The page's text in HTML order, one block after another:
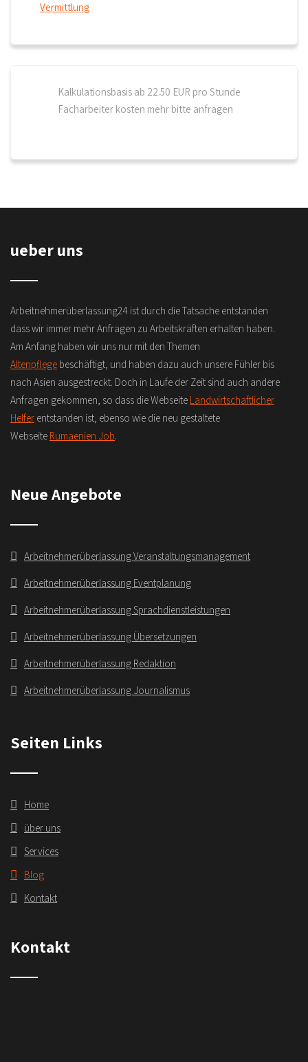
Vermittlung
Kalkulationsbasis ab 22.50 EUR pro Stunde
Facharbeiter kosten mehr bitte anfragen
ueber uns
Arbeitnehmerüberlassung24 ist durch die Tatsache entstanden
dass wir immer mehr Anfragen zu Arbeitskräften erhalten haben.
Am Anfang haben wir uns nur mit den Themen
Altenpflege beschäftigt, und haben dazu auch unsere Fühler bis
nach Asien ausgestreckt. Doch in Laufe der Zeit sind auch andere
Anfragen gekommen, so dass die Webseite Landwirtschaftlicher
Helfer entstanden ist, ebenso wie die neu gestaltete
Webseite Rumaenien Job.
Neue Angebote
Arbeitnehmerüberlassung Veranstaltungsmanagement
Arbeitnehmerüberlassung Eventplanung
Arbeitnehmerüberlassung Sprachdienstleistungen
Arbeitnehmerüberlassung Übersetzungen
Arbeitnehmerüberlassung Redaktion
Arbeitnehmerüberlassung Journalismus
Seiten Links
Home
über uns
Services
Blog
Kontakt
Kontakt